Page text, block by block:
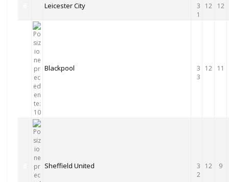
Leicester City
3
1
12 12
Blackpool
3
3
12 11
Sheffield United
3
2
12 9